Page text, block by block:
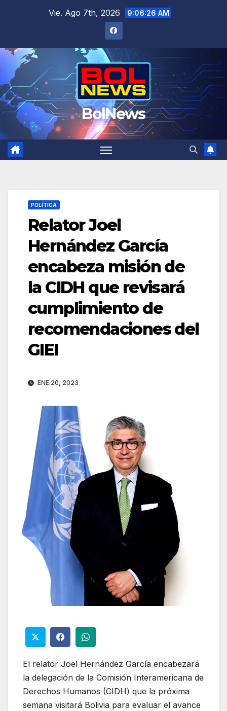
Vie. Ago 7th, 2026 9:06:26 AM
BolNews
POLÍTICA
Relator Joel
Hernández García
encabeza misión de
la CIDH que revisará
cumplimiento de
recomendaciones del
GIEI
ENE 20, 2023
El relator Joel Hernández García encabezará
la delegación de la Comisión Interamericana de
Derechos Humanos (CIDH) que la próxima
semana visitará Bolivia para evaluar el avance